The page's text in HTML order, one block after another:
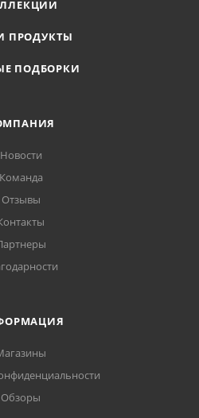
ПРОДУКТЫ
ПОДБОРКИ
Новости
Команда
Отзывы
Обзоры